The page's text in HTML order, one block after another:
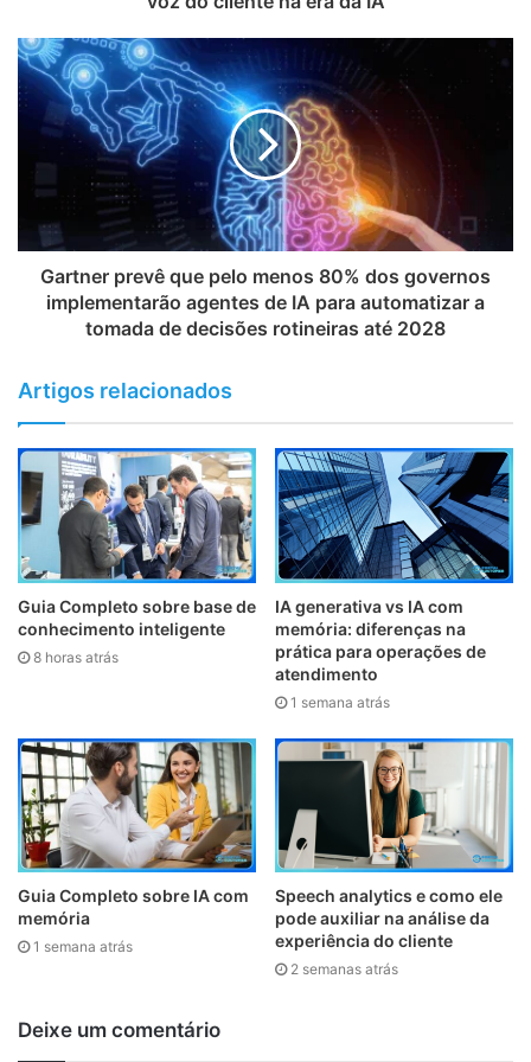
a infraestrutura acelerada e as estruturas de IA da NVIDIA
com modelos fechados e abertos, incluindo
modelos Apriel eNVIDIA Nemotron executados na
infraestrutura de IANVIDIA Blackwell.
A NVIDIA impulsiona os modernos sistemas de IA,
enquanto a ServiceNow fornece a plataforma empresarial
onde essas capacidades são combinadas com o contexto
corporativo e fluxos de trabalho inteligentes. Por exemplo,
os Especialistas em IA do Service Desk de Nível 1, atuando
como membros da equipe, podem analisar chamados de
suporte recebidos, investigar as causas raiz usando
concluindo não apenas uma tarefa, como a maioria dos
agentes e bots atuais, mas coordenando fluxos de trabalho
inteiros, ao mesmo tempo que aplicam governança e
controles operacionais.
Juntas, ServiceNow e NVIDIA permitem que as
organizações vão além dos experimentos de IA e alcancem
um impacto real nos negócios com a execução de IA
governada e pronta para o ambiente corporativo.
Da infraestrutura ao controle empresarial
Na NVIDIA GTC DC realizada em outubro, a ServiceNow e
a NVIDIA anunciaramplanos para integrar fluxos de
trabalho inteligentes da ServiceNow com o design
validado da NVIDIA Enterprise AI Factory, reinventando a
forma como a infraestrutura de IA se conecta às operações
empresariais. Na GTC 2026, essa visão dá um passo
significativo à frente, representando uma mudança da
empresarial integrada.
Gartner prevê que pelo menos 80% dos governos
implementarão agentes de IA para automatizar a
tomada de decisões rotineiras até 2028
Artigos relacionados
Guia Completo sobre base de
conhecimento inteligente
8 horas atrás
IA generativa vs IA com
memória: diferenças na
prática para operações de
atendimento
1 semana atrás
Guia Completo sobre IA com
memória
1 semana atrás
Speech analytics e como ele
pode auxiliar na análise da
experiência do cliente
2 semanas atrás
Deixe um comentário